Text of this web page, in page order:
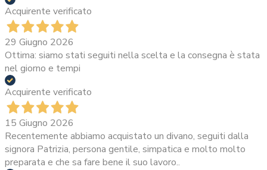
Acquirente verificato
29 Giugno 2026
Ottima: siamo stati seguiti nella scelta e la consegna è stata
nel giorno e tempi
Acquirente verificato
15 Giugno 2026
Recentemente abbiamo acquistato un divano, seguiti dalla
signora Patrizia, persona gentile, simpatica e molto molto
preparata e che sa fare bene il suo lavoro..